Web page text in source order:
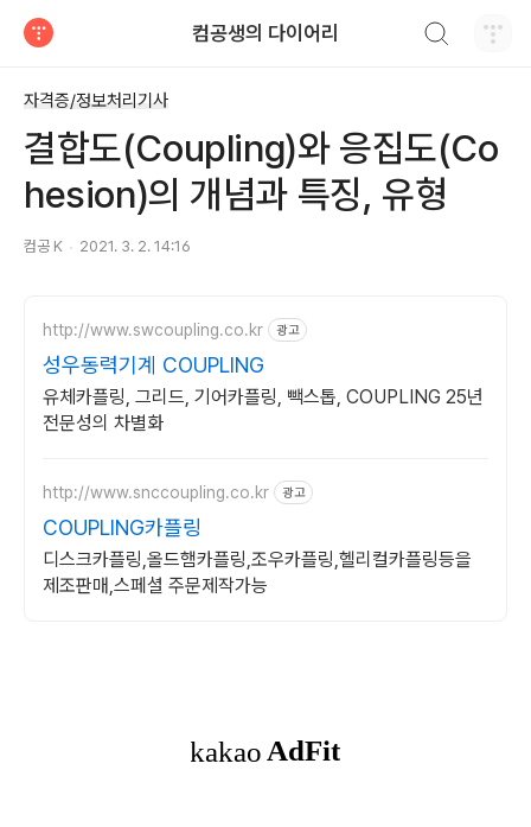
컴공생의 다이어리
자격증/정보처리기사
결합도(Coupling)와 응집도(Co
hesion)의 개념과 특징, 유형
컴공 K 2021. 3. 2. 14:16
http://www.swcoupling.co.kr 광고
성우동력기계 COUPLING
유체카플링, 그리드, 기어카플링, 빽스톱, COUPLING 25년
전문성의 차별화
http://www.snccoupling.co.kr 광고
COUPLING카플링
디스크카플링,올드햄카플링,조우카플링,헬리컬카플링등을
제조판매,스페셜 주문제작가능